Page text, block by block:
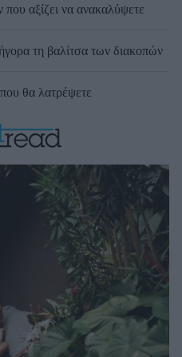
αξίζει να ανακαλύψετε
τη βαλίτσα των διακοπών
θα λατρέψετε